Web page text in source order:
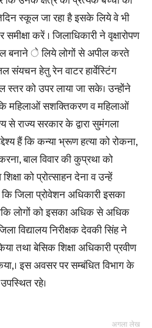
स्कूल जा रहा है इसके लिये वे भी
करें । जिलाधिकारी ने वृक्षारोपण
बनाने े लिये लोगों से अपील करते
हेतु रेन वाटर हार्वेस्टिंग
स्तर को उपर लाया जा सके। उन्होंने
महिलाओं सशक्तिकरण व महिलाओं
से राज्य सरकार के द्वारा सुमंगला
हैं कि कन्या भ्रूण हत्या को रोकना,
बाल विवार की कुप्रथा को
को प्रोत्साहन देना व उन्हें
कि जिला प्रोवेशन अधिकारी इसका
लोगों को इसका अधिक से अधिक
विद्यालय निरीक्षक देवकी सिंह ने
तथा बेसिक शिक्षा अधिकारी प्रवीण
इस अवसर पर सम्बंधित विभाग के
रहे।
अगला लेख